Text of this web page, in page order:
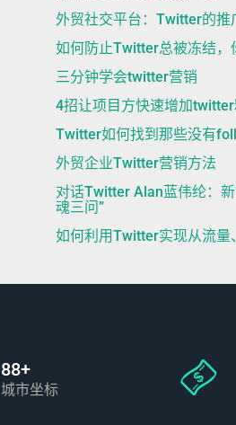
外贸社交平台：Twitter的推
如何防止Twitter总被冻结，
三分钟学会twitter营销
4招让项目方快速增加
Twitter如何找到那些没有
外贸企业Twitter营销方法
对话Twitter Alan蓝伟纶：
魂三问”
如何利用Twitter实现从流量
88+
城市坐标